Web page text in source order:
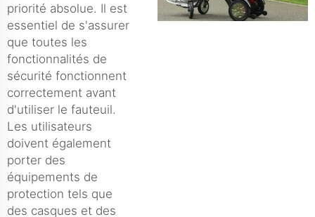
priorité absolue. Il est
essentiel de s'assurer
que toutes les
fonctionnalités de
sécurité fonctionnent
correctement avant
d'utiliser le fauteuil.
Les utilisateurs
doivent également
porter des
équipements de
protection tels que
des casques et des